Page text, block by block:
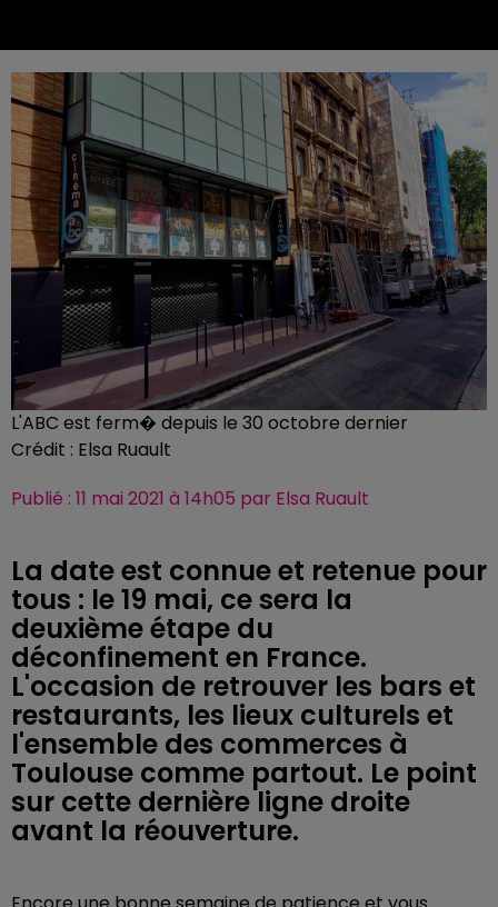
L'ABC est ferm� depuis le 30 octobre dernier
Crédit : Elsa Ruault
Publié : 11 mai 2021 à 14h05 par Elsa Ruault
La date est connue et retenue pour
tous : le 19 mai, ce sera la
deuxième étape du
déconfinement en France.
L'occasion de retrouver les bars et
restaurants, les lieux culturels et
l'ensemble des commerces à
Toulouse comme partout. Le point
sur cette dernière ligne droite
avant la réouverture.